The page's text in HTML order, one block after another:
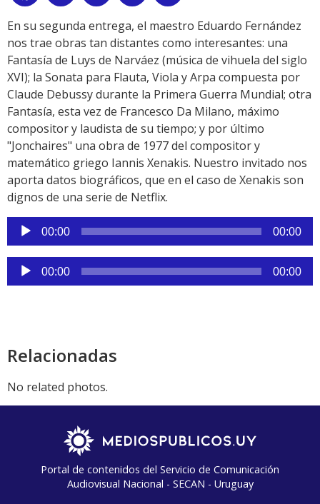
Link
En su segunda entrega, el maestro Eduardo Fernández
nos trae obras tan distantes como interesantes: una
Fantasía de Luys de Narváez (música de vihuela del siglo
XVI); la Sonata para Flauta, Viola y Arpa compuesta por
Claude Debussy durante la Primera Guerra Mundial; otra
Fantasía, esta vez de Francesco Da Milano, máximo
compositor y laudista de su tiempo; y por último
"Jonchaires" una obra de 1977 del compositor y
matemático griego Iannis Xenakis. Nuestro invitado nos
aporta datos biográficos, que en el caso de Xenakis son
dignos de una serie de Netflix.
Reproductor
de
audio
00:00 00:00
Reproductor
de
00:00 00:00
Relacionadas
No related photos.
Portal de contenidos del Servicio de Comunicación
Audiovisual Nacional - SECAN - Uruguay